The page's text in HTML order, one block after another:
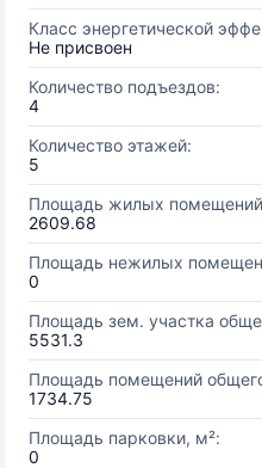
Класс энергетической
Не присвоен
Количество подъездов:
4
Количество этажей:
5
Площадь жилых
2609.68
Площадь нежилых
0
Площадь зем. участка
5531.3
Площадь помещений
1734.75
Площадь парковки, м²:
0